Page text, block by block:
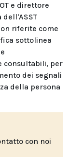
e direttore
dell'ASST
riferite come
sottolinea
consultabili, per
dei segnali
della persona
con noi